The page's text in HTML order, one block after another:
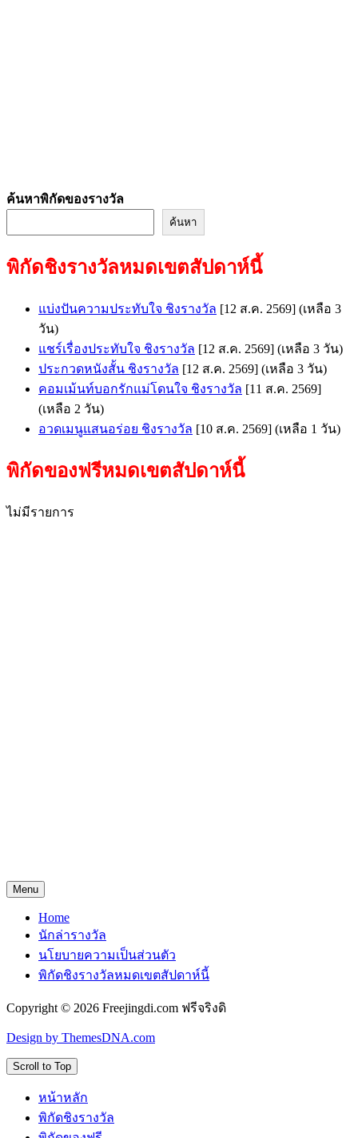
ค้นหาพิกัดของรางวัล
ค้นหา
พิกัดชิงรางวัลหมดเขตสัปดาห์นี้
แบ่งปันความประทับใจ ชิงรางวัล [12 ส.ค. 2569] (เหลือ 3
วัน)
แชร์เรื่องประทับใจ ชิงรางวัล [12 ส.ค. 2569] (เหลือ 3 วัน)
ประกวดหนังสั้น ชิงรางวัล [12 ส.ค. 2569] (เหลือ 3 วัน)
คอมเม้นท์บอกรักแม่โดนใจ ชิงรางวัล [11 ส.ค. 2569]
(เหลือ 2 วัน)
อวดเมนูแสนอร่อย ชิงรางวัล [10 ส.ค. 2569] (เหลือ 1 วัน)
พิกัดของฟรีหมดเขตสัปดาห์นี้
ไม่มีรายการ
Menu
Home
นักล่ารางวัล
นโยบายความเป็นส่วนตัว
พิกัดชิงรางวัลหมดเขตสัปดาห์นี้
Copyright © 2026 Freejingdi.com ฟรีจริงดิ
Design by ThemesDNA.com
Scroll to Top
หน้าหลัก
พิกัดชิงรางวัล